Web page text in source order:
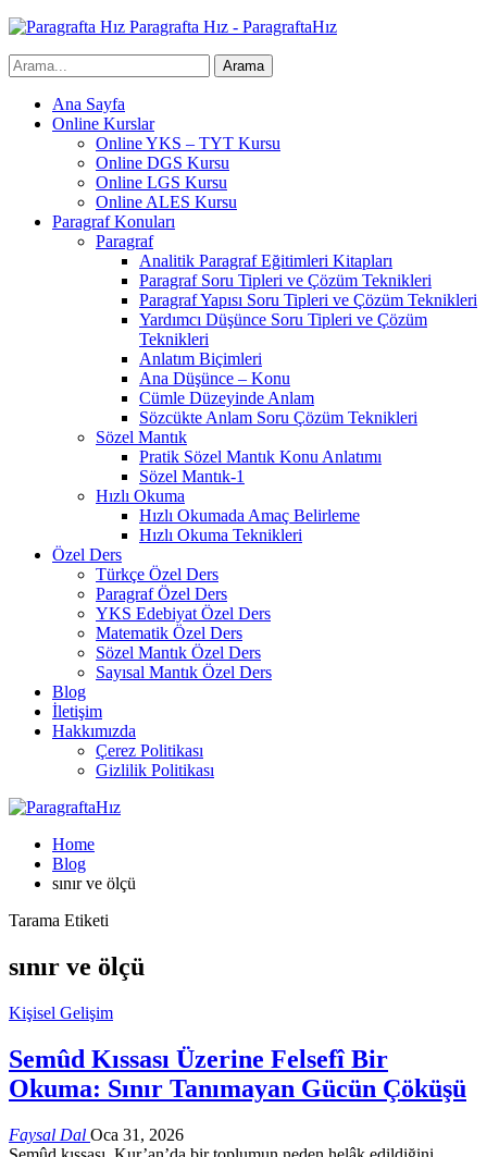
Paragrafta Hız - ParagraftaHız
Ana Sayfa
Online Kurslar
Online YKS – TYT Kursu
Online DGS Kursu
Online LGS Kursu
Online ALES Kursu
Paragraf Konuları
Paragraf
Analitik Paragraf Eğitimleri Kitapları
Paragraf Soru Tipleri ve Çözüm Teknikleri
Paragraf Yapısı Soru Tipleri ve Çözüm Teknikleri
Yardımcı Düşünce Soru Tipleri ve Çözüm
Teknikleri
Anlatım Biçimleri
Ana Düşünce – Konu
Cümle Düzeyinde Anlam
Sözcükte Anlam Soru Çözüm Teknikleri
Sözel Mantık
Pratik Sözel Mantık Konu Anlatımı
Sözel Mantık-1
Hızlı Okuma
Hızlı Okumada Amaç Belirleme
Hızlı Okuma Teknikleri
Özel Ders
Türkçe Özel Ders
Paragraf Özel Ders
YKS Edebiyat Özel Ders
Matematik Özel Ders
Sözel Mantık Özel Ders
Sayısal Mantık Özel Ders
Blog
İletişim
Hakkımızda
Çerez Politikası
Gizlilik Politikası
Home
Blog
sınır ve ölçü
Tarama Etiketi
sınır ve ölçü
Kişisel Gelişim
Semûd Kıssası Üzerine Felsefî Bir
Okuma: Sınır Tanımayan Gücün Çöküşü
Faysal Dal Oca 31, 2026